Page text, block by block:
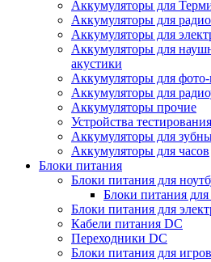
Аккумуляторы для
Аккумуляторы для
Аккумуляторы для
Аккумуляторы для
акустики
Аккумуляторы для
Аккумуляторы для
Аккумуляторы прочие
Устройства
Аккумуляторы для
Аккумуляторы для часов
Блоки питания
Блоки питания для
Блоки питания для
Блоки питания для
Кабели питания DC
Переходники DC
Блоки питания для